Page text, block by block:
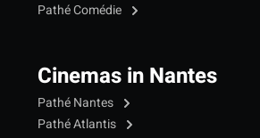
Pathé Comédie
Cinemas in Nantes
Pathé Nantes
Pathé Atlantis